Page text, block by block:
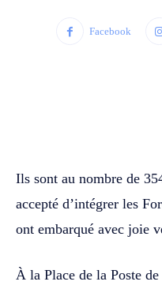
Facebook
Ils sont au nombre de
accepté d’intégrer les
ont embarqué avec joie
À la Place de la Poste